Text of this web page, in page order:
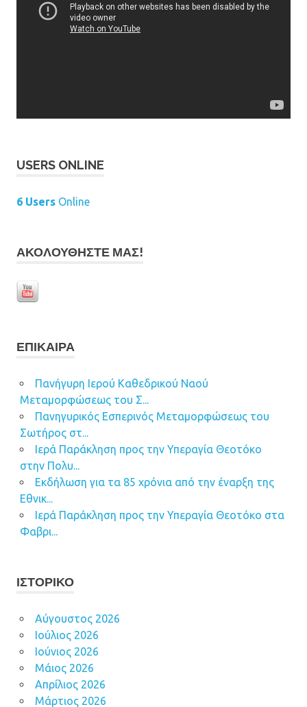
USERS ONLINE
6 Users Online
ΑΚΟΛΟΥΘΉΣΤΕ ΜΑΣ!
ΕΠΊΚΑΙΡΑ
Πανήγυρη Ιερού Καθεδρικού Ναού
Μεταμορφώσεως του Σ...
Πανηγυρικός Εσπερινός Μεταμορφώσεως του
Σωτήρος στ...
Ιερά Παράκληση προς την Υπεραγία Θεοτόκο
στην Πολυ...
Εκδήλωση για τα 85 χρόνια από την έναρξη της
Εθνικ...
Ιερά Παράκληση προς την Υπεραγία Θεοτόκο στα
Φαβρι...
ΙΣΤΟΡΙΚΌ
Αύγουστος 2026
Ιούλιος 2026
Ιούνιος 2026
Μάιος 2026
Απρίλιος 2026
Μάρτιος 2026